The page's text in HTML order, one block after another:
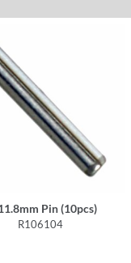
Pin (10pcs)
R106104